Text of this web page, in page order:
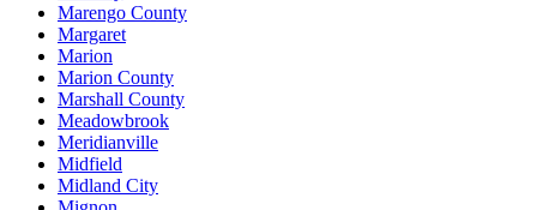
Marengo County
Margaret
Marion
Marion County
Marshall County
Meadowbrook
Meridianville
Midfield
Midland City